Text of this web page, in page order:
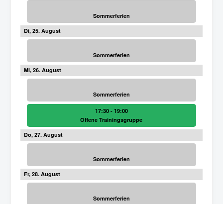
Sommerferien
25
Sommerferien
26
Sommerferien
17:30 - 19:00
Offene Trainingsgruppe
27
Sommerferien
28
Sommerferien